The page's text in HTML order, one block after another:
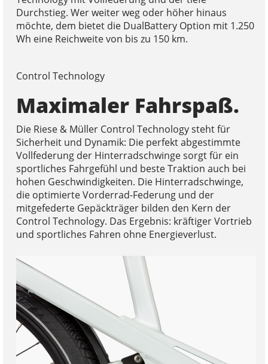
Durchstieg. Wer weiter weg oder höher hinaus
möchte, dem bietet die DualBattery Option mit 1.250
Wh eine Reichweite von bis zu 150 km.
Control Technology
Maximaler Fahrspaß.
Die Riese & Müller Control Technology steht für
Sicherheit und Dynamik: Die perfekt abgestimmte
Vollfederung der Hinterradschwinge sorgt für ein
sportliches Fahrgefühl und beste Traktion auch bei
hohen Geschwindigkeiten. Die Hinterradschwinge,
die optimierte Vorderrad-Federung und der
mitgefederte Gepäckträger bilden den Kern der
Control Technology. Das Ergebnis: kräftiger Vortrieb
und sportliches Fahren ohne Energieverlust.